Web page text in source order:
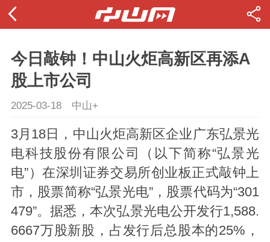
今日敲钟！中山火炬高新区再添A
股上市公司
2025-03-18 中山+
3月18日，中山火炬高新区企业广东弘景光
电科技股份有限公司（以下简称“弘景光
电”）在深圳证券交易所创业板正式敲钟上
市，股票简称“弘景光电”，股票代码为“301
479”。据悉，本次弘景光电公开发行1,588.
6667万股新股，占发行后总股本的25%，